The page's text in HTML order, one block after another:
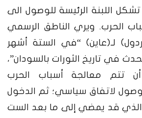
اللبنة الرئيسة للوصول الى
الحرب. ويري الناطق الرسمي
لـ(عاين) “في الستة أشهر
في تاريخ الثورات بالسودان”،
تتم معالجة أسباب الحرب
لاتفاق سياسي؛ ثم الدخول
الذي قد يمضي إلى ما بعد الست